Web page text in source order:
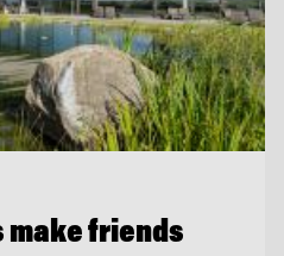
make friends